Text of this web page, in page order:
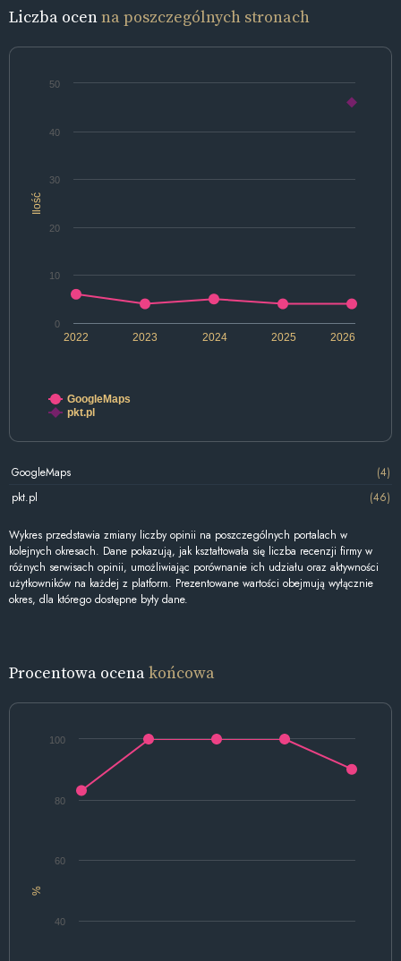
Liczba ocenna poszczególnych stronach
Ilość
2022 2024 2026
2023 2025
0
10
20
30
40
50
GoogleMaps
pkt.pl
GoogleMaps
(4)
pkt.pl
(46)
Wykres przedstawia zmiany liczby opinii na poszczególnych portalach w
kolejnych okresach. Dane pokazują, jak kształtowała się liczba recenzji firmy w
różnych serwisach opinii, umożliwiając porównanie ich udziału oraz aktywności
użytkowników na każdej z platform. Prezentowane wartości obejmują wyłącznie
okres, dla którego dostępne były dane.
Procentowa ocenakońcowa
%
40
60
80
100